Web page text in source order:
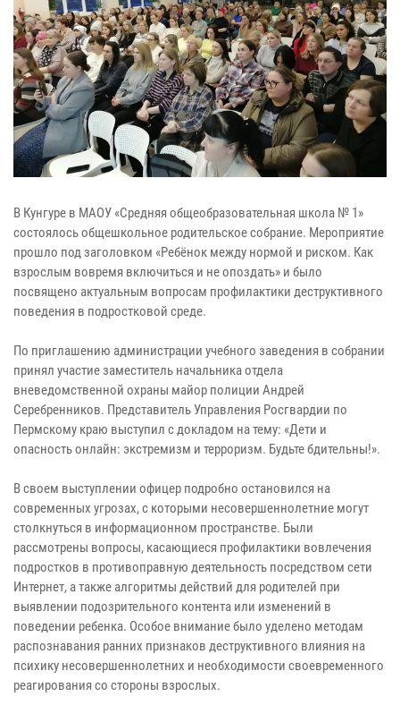
В Кунгуре в МАОУ «Средняя общеобразовательная школа № 1»
состоялось общешкольное родительское собрание. Мероприятие
прошло под заголовком «Ребёнок между нормой и риском. Как
взрослым вовремя включиться и не опоздать» и было
посвящено актуальным вопросам профилактики деструктивного
поведения в подростковой среде.
По приглашению администрации учебного заведения в собрании
принял участие заместитель начальника отдела
вневедомственной охраны майор полиции Андрей
Серебренников. Представитель Управления Росгвардии по
Пермскому краю выступил с докладом на тему: «Дети и
опасность онлайн: экстремизм и терроризм. Будьте бдительны!».
В своем выступлении офицер подробно остановился на
современных угрозах, с которыми несовершеннолетние могут
столкнуться в информационном пространстве. Были
рассмотрены вопросы, касающиеся профилактики вовлечения
подростков в противоправную деятельность посредством сети
Интернет, а также алгоритмы действий для родителей при
выявлении подозрительного контента или изменений в
поведении ребенка. Особое внимание было уделено методам
распознавания ранних признаков деструктивного влияния на
психику несовершеннолетних и необходимости своевременного
реагирования со стороны взрослых.